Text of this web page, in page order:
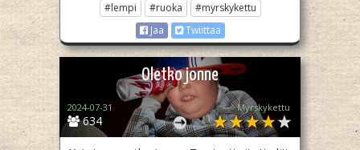
#lempi #ruoka
#myrskykettu
Jaa
Twiittaa
Oletko jonne
634
2024-07-31 Myrskykettu